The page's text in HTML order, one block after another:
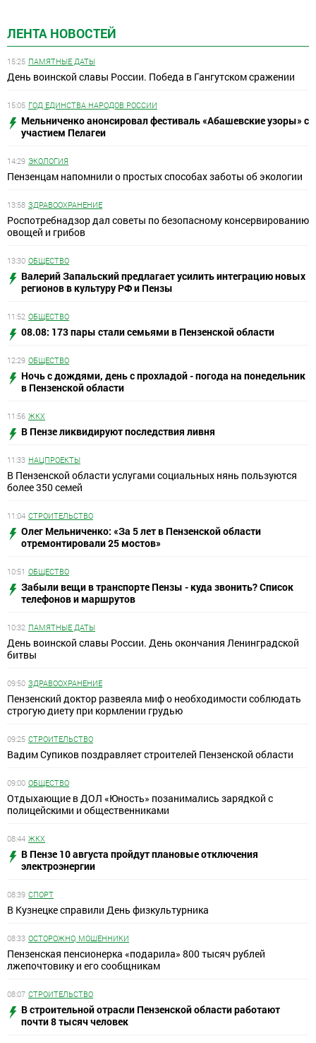
ЛЕНТА НОВОСТЕЙ
15:25 ПАМЯТНЫЕ ДАТЫ
День воинской славы России. Победа в Гангутском сражении
15:05 ГОД ЕДИНСТВА НАРОДОВ РОССИИ
Мельниченко анонсировал фестиваль «Абашевские узоры» с
участием Пелагеи
14:29 ЭКОЛОГИЯ
Пензенцам напомнили о простых способах заботы об экологии
13:58 ЗДРАВООХРАНЕНИЕ
Роспотребнадзор дал советы по безопасному консервированию
овощей и грибов
13:30 ОБЩЕСТВО
Валерий Запальский предлагает усилить интеграцию новых
регионов в культуру РФ и Пензы
11:52 ОБЩЕСТВО
08.08: 173 пары стали семьями в Пензенской области
12:29 ОБЩЕСТВО
Ночь с дождями, день с прохладой - погода на понедельник
в Пензенской области
11:56 ЖКХ
В Пензе ликвидируют последствия ливня
11:33 НАЦПРОЕКТЫ
В Пензенской области услугами социальных нянь пользуются
более 350 семей
11:04 СТРОИТЕЛЬСТВО
Олег Мельниченко: «За 5 лет в Пензенской области
отремонтировали 25 мостов»
10:51 ОБЩЕСТВО
Забыли вещи в транспорте Пензы - куда звонить? Список
телефонов и маршрутов
10:32 ПАМЯТНЫЕ ДАТЫ
День воинской славы России. День окончания Ленинградской
битвы
09:50 ЗДРАВООХРАНЕНИЕ
Пензенский доктор развеяла миф о необходимости соблюдать
строгую диету при кормлении грудью
09:25 СТРОИТЕЛЬСТВО
Вадим Супиков поздравляет строителей Пензенской области
09:00 ОБЩЕСТВО
Отдыхающие в ДОЛ «Юность» позанимались зарядкой с
полицейскими и общественниками
08:44 ЖКХ
В Пензе 10 августа пройдут плановые отключения
электроэнергии
08:39 СПОРТ
В Кузнецке справили День физкультурника
08:33 ОСТОРОЖНО, МОШЕННИКИ
Пензенская пенсионерка «подарила» 800 тысяч рублей
лжепочтовику и его сообщникам
08:07 СТРОИТЕЛЬСТВО
В строительной отрасли Пензенской области работают
почти 8 тысяч человек